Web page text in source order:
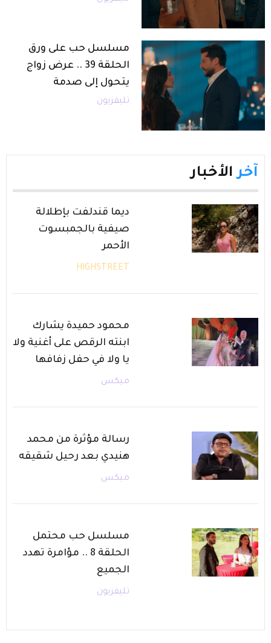
مسلسل حب على ورق
الحلقة 39 .. عرض زواج
يتحول إلى صدمة
تليفزيون
آخر الأخبار
ديما قندلفت بإطلالة
صيفية بالجمبسوت
الأحمر
HIGHSTREET
محمود حميدة يشارك
ابنته الرقص على أغنية ولا
يا ولا في حفل زفافها
ميكس
رسالة مؤثرة من محمد
هنيدي بعد رحيل شقيقه
ميكس
مسلسل حب محتمل
الحلقة 8 .. مؤامرة تهدد
الجميع
تليفزيون